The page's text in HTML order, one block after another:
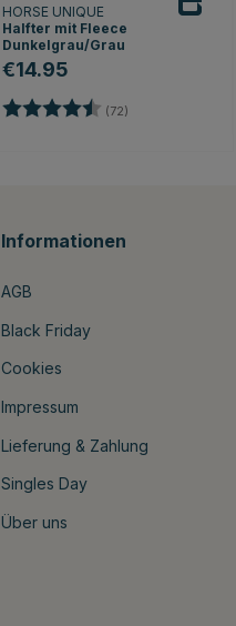
HORSE UNIQUE
Halfter mit Fleece
Dunkelgrau/Grau
€14.95
Bewertung: (72)
Informationen
AGB
Black Friday
Cookies
Impressum
Lieferung & Zahlung
Singles Day
Über uns